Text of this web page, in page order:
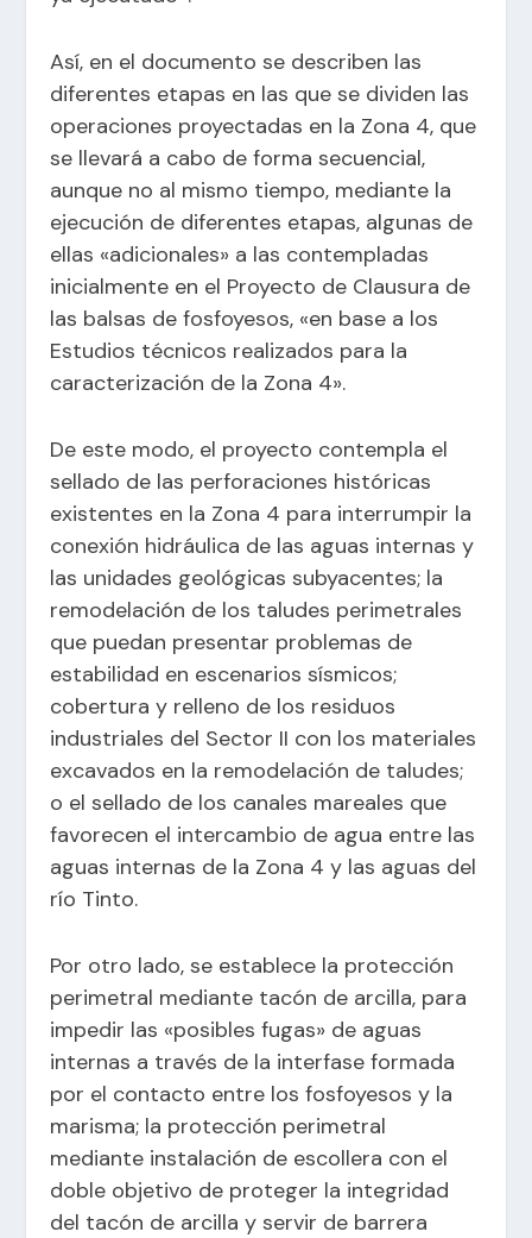
Así, en el documento se describen las
diferentes etapas en las que se dividen las
operaciones proyectadas en la Zona 4, que
se llevará a cabo de forma secuencial,
aunque no al mismo tiempo, mediante la
ejecución de diferentes etapas, algunas de
ellas «adicionales» a las contempladas
inicialmente en el Proyecto de Clausura de
las balsas de fosfoyesos, «en base a los
Estudios técnicos realizados para la
caracterización de la Zona 4».
De este modo, el proyecto contempla el
sellado de las perforaciones históricas
existentes en la Zona 4 para interrumpir la
conexión hidráulica de las aguas internas y
las unidades geológicas subyacentes; la
remodelación de los taludes perimetrales
que puedan presentar problemas de
estabilidad en escenarios sísmicos;
cobertura y relleno de los residuos
industriales del Sector II con los materiales
excavados en la remodelación de taludes;
o el sellado de los canales mareales que
favorecen el intercambio de agua entre las
aguas internas de la Zona 4 y las aguas del
río Tinto.
Por otro lado, se establece la protección
perimetral mediante tacón de arcilla, para
impedir las «posibles fugas» de aguas
internas a través de la interfase formada
por el contacto entre los fosfoyesos y la
marisma; la protección perimetral
mediante instalación de escollera con el
doble objetivo de proteger la integridad
del tacón de arcilla y servir de barrera